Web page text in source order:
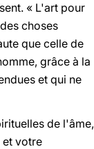
« L'art pour
choses
que celle de
grâce à la
et qui ne
de l'âme,
et votre